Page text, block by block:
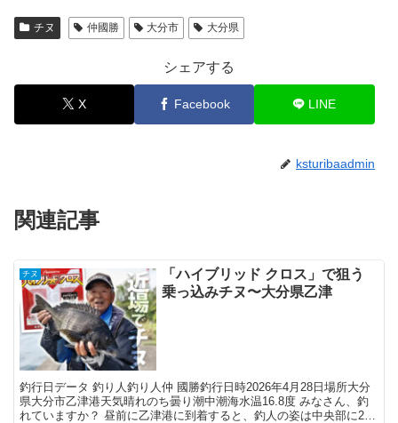
チヌ 仲國勝 大分市 大分県
シェアする
X Facebook LINE
ksturibaadmin
関連記事
チヌ
「ハイブリッド クロス」で狙う
乗っ込みチヌ〜大分県乙津
釣行日データ 釣り人釣り人仲 國勝釣行日時2026年4月28日場所大分
県大分市乙津港天気晴れのち曇り潮中潮海水温16.8度 みなさん、釣
れていますか？ 昼前に乙津港に到着すると、釣人の姿は中央部に2名